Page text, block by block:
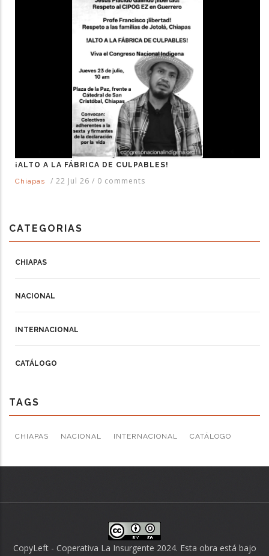
¡ALTO A LA FÁBRICA DE CULPABLES!
Chiapas
/ 22 Jul 26 / 0 comments
CATEGORIAS
CHIAPAS
NACIONAL
INTERNACIONAL
CATÁLOGO
TAGS
CHIAPAS NACIONAL INTERNACIONAL CATÁLOGO
CopyLeft - Coperativa La Insurgente 2024. Esta obra está bajo